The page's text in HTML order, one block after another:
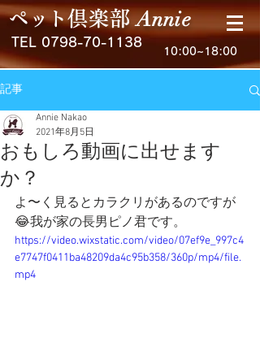
ペット倶楽部Annie
TEL 0798-70-1138
10:00~18:00
記事
おもしろ動画に出せます
か？
Annie Nakao
2021年8月5日
よ〜く見るとカラクリがあるのですが
😂我が家の長男ピノ君です。
https://video.wixstatic.com/video/07ef9e_997c4
e7747f0411ba48209da4c95b358/360p/mp4/file.
mp4